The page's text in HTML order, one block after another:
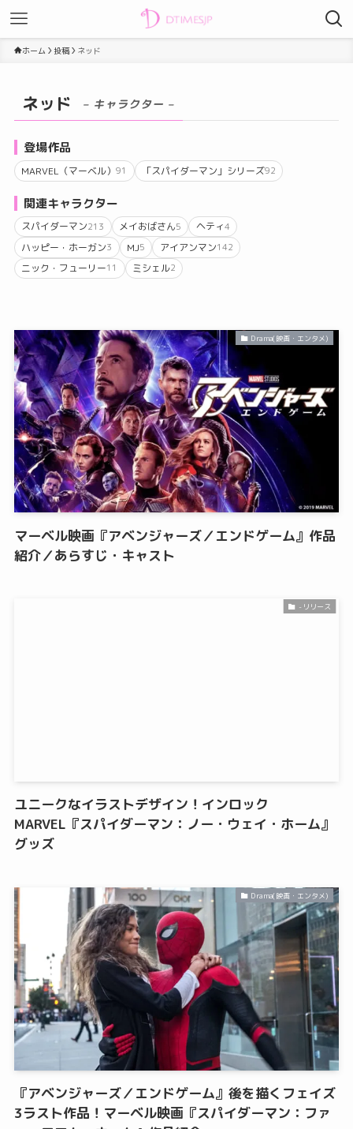
ホーム 投稿 ネッド
ネッド – キャラクター –
登場作品
MARVEL（マーベル）91 「スパイダーマン」シリーズ92
関連キャラクター
スパイダーマン213 メイおばさん5 ヘティ4
ハッピー・ホーガン3 MJ5 アイアンマン142
ニック・フューリー11 ミシェル2
Drama(映画・エンタメ)
マーベル映画『アベンジャーズ／エンドゲーム』作品
紹介／あらすじ・キャスト
-リリース
ユニークなイラストデザイン！インロック
MARVEL『スパイダーマン：ノー・ウェイ・ホーム』
グッズ
Drama(映画・エンタメ)
『アベンジャーズ／エンドゲーム』後を描くフェイズ
3ラスト作品！マーベル映画『スパイダーマン：ファ